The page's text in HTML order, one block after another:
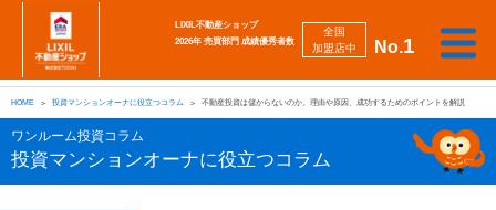
No.1
全国
加盟店中
LIXIL不動産ショップ
2026年 売買部門 成績優秀者数
売
り
た
い
買
い
た
い
相
談
し
た
い
勉
強
し
た
い
強
み
会
社
案
採
用
情
自動
査定
HOME 投資マンションオーナに役立つコラム 不動産投資は儲からないのか。理由や原因、成功するためのポイントを解説
ワンルーム投資コラム
投資マンションオーナに役立つコラム